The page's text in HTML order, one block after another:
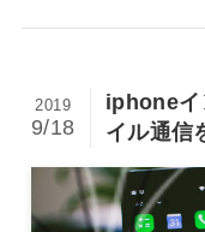
iphoneイ
イル通信
2019
9/18